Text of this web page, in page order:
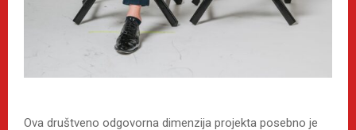
Ova društveno odgovorna dimenzija projekta posebno je